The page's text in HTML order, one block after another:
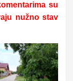
su
nužno stav